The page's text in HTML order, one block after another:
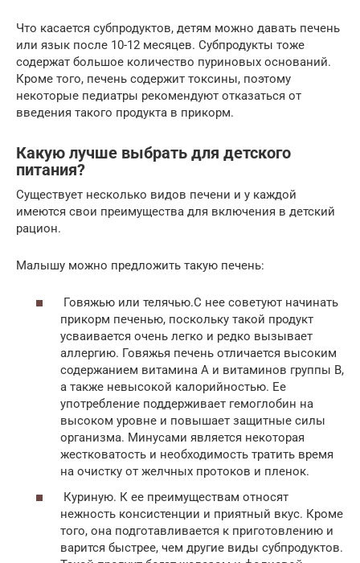
Что касается субпродуктов, детям можно давать печень
или язык после 10-12 месяцев. Субпродукты тоже
содержат большое количество пуриновых оснований.
Кроме того, печень содержит токсины, поэтому
некоторые педиатры рекомендуют отказаться от
введения такого продукта в прикорм.
Какую лучше выбрать для детского
питания?
Существует несколько видов печени и у каждой
имеются свои преимущества для включения в детский
рацион.
Малышу можно предложить такую печень:
Говяжью или телячью.С нее советуют начинать
прикорм печенью, поскольку такой продукт
усваивается очень легко и редко вызывает
аллергию. Говяжья печень отличается высоким
содержанием витамина А и витаминов группы В,
а также невысокой калорийностью. Ее
употребление поддерживает гемоглобин на
высоком уровне и повышает защитные силы
организма. Минусами является некоторая
жестковатость и необходимость тратить время
на очистку от желчных протоков и пленок.
Куриную. К ее преимуществам относят
нежность консистенции и приятный вкус. Кроме
того, она подготавливается к приготовлению и
варится быстрее, чем другие виды субпродуктов.